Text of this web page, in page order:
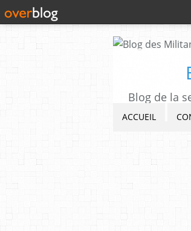
Blog de la
ACCUEIL